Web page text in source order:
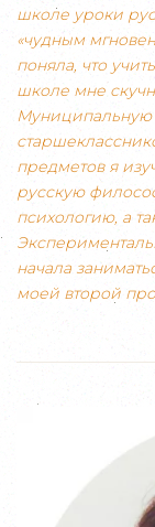
школе уроки
«чудным
поняла, что
школе мне
Муниципальную
предметов я
русскую
психологию, а
начала
моей второй